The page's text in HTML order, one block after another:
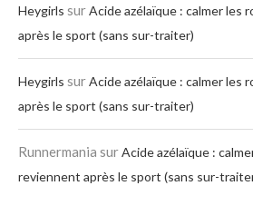
Heygirls surAcide azélaïque : calmer les
après le sport (sans sur-traiter)
Heygirls surAcide azélaïque : calmer les
après le sport (sans sur-traiter)
Runnermania surAcide azélaïque :
reviennent après le sport (sans sur-